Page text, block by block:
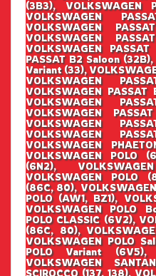
(3B3), VOLKSWAGEN
VOLKSWAGEN
VOLKSWAGEN
VOLKSWAGEN
VOLKSWAGEN
PASSAT B2 Saloon
Variant (33),
VOLKSWAGEN
VOLKSWAGEN
VOLKSWAGEN
VOLKSWAGEN
VOLKSWAGEN
VOLKSWAGEN
VOLKSWAGEN
VOLKSWAGEN POLO
(6N2),
VOLKSWAGEN POLO
(86C, 80),
POLO (AW1, BZ1),
VOLKSWAGEN POLO
POLO CLASSIC (6V2),
(86C, 80),
VOLKSWAGEN POLO
POLO Variant (6V5),
VOLKSWAGEN
SCIROCCO (137, 138),